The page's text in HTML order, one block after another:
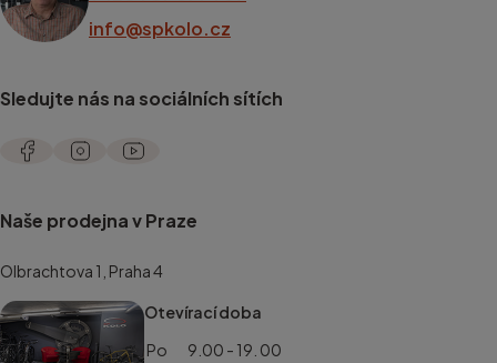
info@spkolo.cz
Sledujte nás na sociálních sítích
Naše prodejna v Praze
Olbrachtova 1, Praha 4
Otevírací doba
Po
9.00 - 19. 00